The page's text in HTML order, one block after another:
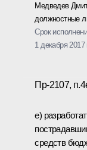
Медведев
должностные
Срок
1 декабря 2017
Пр-2107,
е)
средств